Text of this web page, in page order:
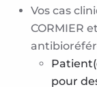
Vos cas
CORMIER
pour